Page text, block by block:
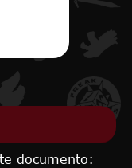
documento: